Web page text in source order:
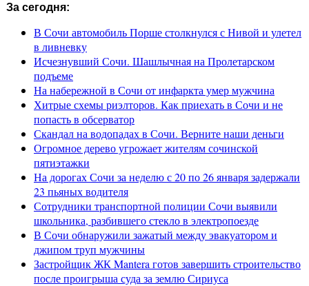
За сегодня:
В Сочи автомобиль Порше столкнулся с Нивой и улетел
в ливневку
Исчезнувший Сочи. Шашлычная на Пролетарском
подъеме
На набережной в Сочи от инфаркта умер мужчина
Хитрые схемы риэлторов. Как приехать в Сочи и не
попасть в обсерватор
Скандал на водопадах в Сочи. Верните наши деньги
Огромное дерево угрожает жителям сочинской
пятиэтажки
На дорогах Сочи за неделю с 20 по 26 января задержали
23 пьяных водителя
Сотрудники транспортной полиции Сочи выявили
школьника, разбившего стекло в электропоезде
В Сочи обнаружили зажатый между эвакуатором и
джипом труп мужчины
Застройщик ЖК Mantera готов завершить строительство
после проигрыша суда за землю Сириуса